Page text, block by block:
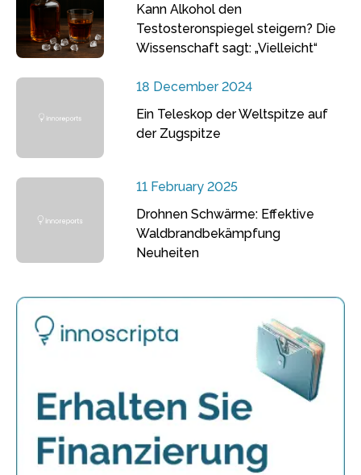
Kann Alkohol den
Testosteronspiegel steigern? Die
Wissenschaft sagt: „Vielleicht“
18 December 2024
Ein Teleskop der Weltspitze auf
der Zugspitze
11 February 2025
Drohnen Schwärme: Effektive
Waldbrandbekämpfung
Neuheiten